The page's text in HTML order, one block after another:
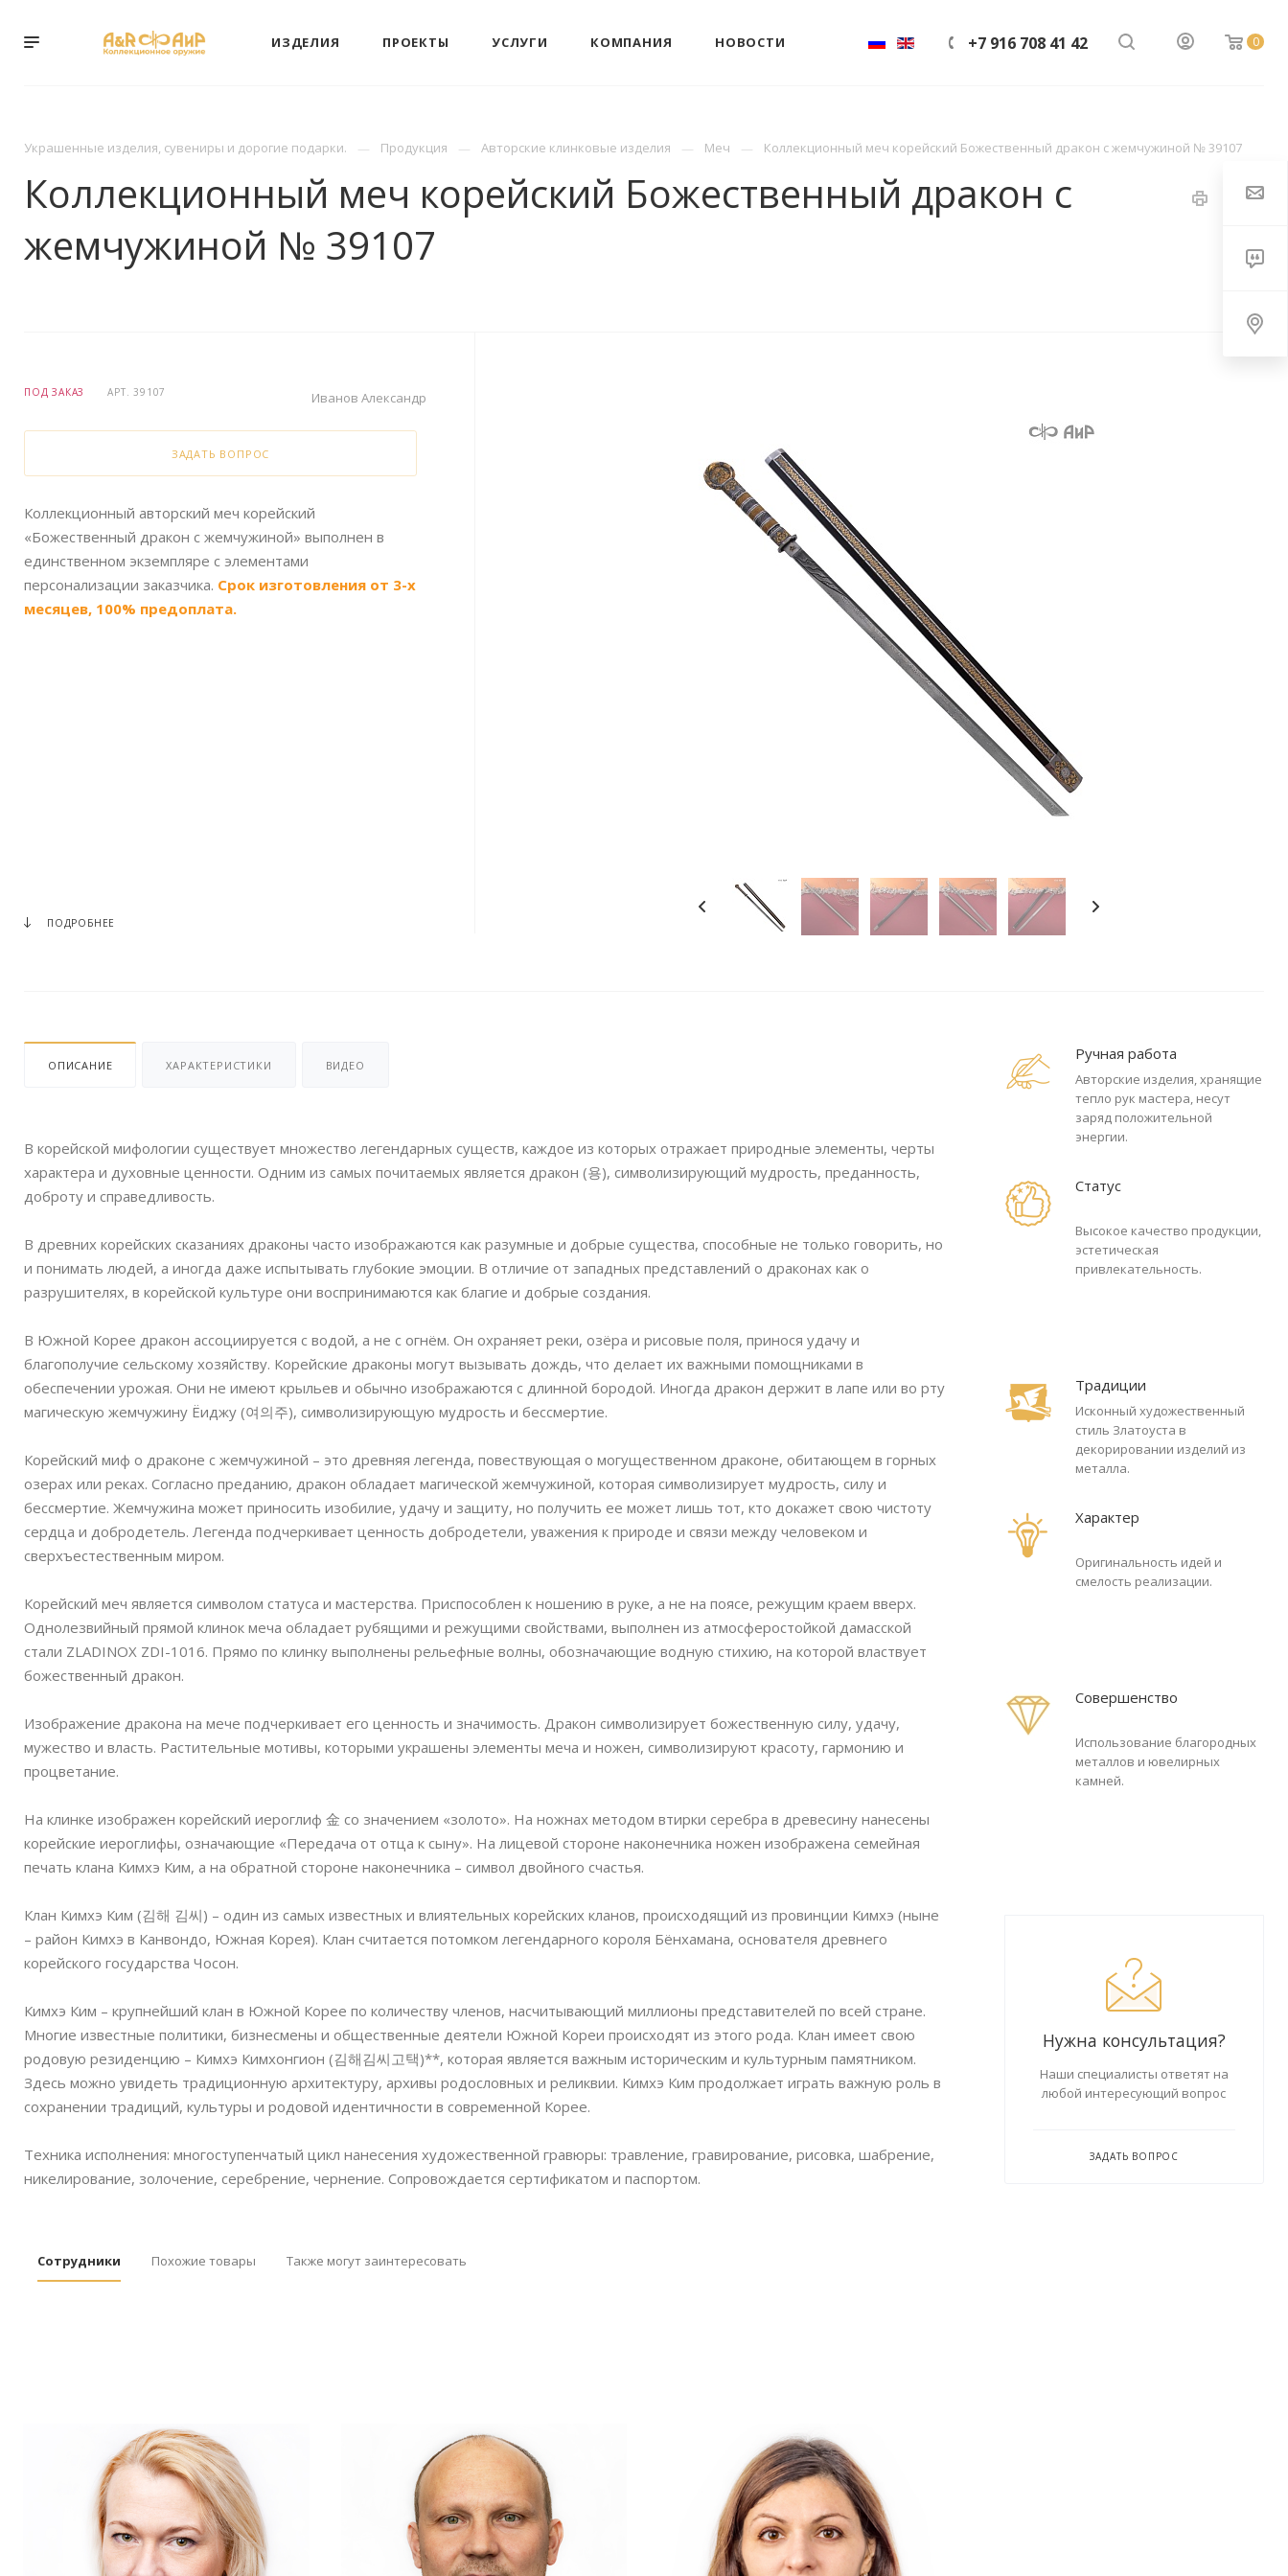
0
+7 916 708 41 42
ИЗДЕЛИЯ ПРОЕКТЫ УСЛУГИ КОМПАНИЯ НОВОСТИ
Украшенные изделия, сувениры и дорогие подарки. Продукция Авторские клинковые изделия Меч Коллекционный меч корейский Божественный дракон с жемчужиной № 39107
Коллекционный меч корейский Божественный дракон с
жемчужиной № 39107
ПОД ЗАКАЗ АРТ.39107 Иванов Александр
ЗАДАТЬ ВОПРОС
Коллекционный авторский меч корейский
«Божественный дракон с жемчужиной» выполнен в
единственном экземпляре с элементами
персонализации заказчика. Срок изготовления от 3-х
месяцев, 100% предоплата.
ПОДРОБНЕЕ
Ручная работа
Авторские изделия, хранящие
тепло рук мастера, несут
заряд положительной
энергии.
Статус
Высокое качество продукции,
эстетическая
привлекательность.
Традиции
Исконный художественный
стиль Златоуста в
декорировании изделий из
металла.
Характер
Оригинальность идей и
смелость реализации.
Совершенство
Использование благородных
металлов и ювелирных
камней.
Нужна консультация?
Наши специалисты ответят на
любой интересующий вопрос
ЗАДАТЬ ВОПРОС
ОПИСАНИЕ ХАРАКТЕРИСТИКИ ВИДЕО
В корейской мифологии существует множество легендарных существ, каждое из которых отражает природные элементы, черты
характера и духовные ценности. Одним из самых почитаемых является дракон (용), символизирующий мудрость, преданность,
доброту и справедливость.
В древних корейских сказаниях драконы часто изображаются как разумные и добрые существа, способные не только говорить, но
и понимать людей, а иногда даже испытывать глубокие эмоции. В отличие от западных представлений о драконах как о
разрушителях, в корейской культуре они воспринимаются как благие и добрые создания.
В Южной Корее дракон ассоциируется с водой, а не с огнём. Он охраняет реки, озёра и рисовые поля, принося удачу и
благополучие сельскому хозяйству. Корейские драконы могут вызывать дождь, что делает их важными помощниками в
обеспечении урожая. Они не имеют крыльев и обычно изображаются с длинной бородой. Иногда дракон держит в лапе или во рту
магическую жемчужину Ёиджу (여의주), символизирующую мудрость и бессмертие.
Корейский миф о драконе с жемчужиной – это древняя легенда, повествующая о могущественном драконе, обитающем в горных
озерах или реках. Согласно преданию, дракон обладает магической жемчужиной, которая символизирует мудрость, силу и
бессмертие. Жемчужина может приносить изобилие, удачу и защиту, но получить ее может лишь тот, кто докажет свою чистоту
сердца и добродетель. Легенда подчеркивает ценность добродетели, уважения к природе и связи между человеком и
сверхъестественным миром.
Корейский меч является символом статуса и мастерства. Приспособлен к ношению в руке, а не на поясе, режущим краем вверх.
Однолезвийный прямой клинок меча обладает рубящими и режущими свойствами, выполнен из атмосферостойкой дамасской
стали ZLADINOX ZDI-1016. Прямо по клинку выполнены рельефные волны, обозначающие водную стихию, на которой властвует
божественный дракон.
Изображение дракона на мече подчеркивает его ценность и значимость. Дракон символизирует божественную силу, удачу,
мужество и власть. Растительные мотивы, которыми украшены элементы меча и ножен, символизируют красоту, гармонию и
процветание.
На клинке изображен корейский иероглиф 金 со значением «золото». На ножнах методом втирки серебра в древесину нанесены
корейские иероглифы, означающие «Передача от отца к сыну». На лицевой стороне наконечника ножен изображена семейная
печать клана Кимхэ Ким, а на обратной стороне наконечника – символ двойного счастья.
Клан Кимхэ Ким (김해 김씨) – один из самых известных и влиятельных корейских кланов, происходящий из провинции Кимхэ (ныне
– район Кимхэ в Канвондо, Южная Корея). Клан считается потомком легендарного короля Бёнхамана, основателя древнего
корейского государства Чосон.
Кимхэ Ким – крупнейший клан в Южной Корее по количеству членов, насчитывающий миллионы представителей по всей стране.
Многие известные политики, бизнесмены и общественные деятели Южной Кореи происходят из этого рода. Клан имеет свою
родовую резиденцию – Кимхэ Кимхонгион (김해김씨고택)**, которая является важным историческим и культурным памятником.
Здесь можно увидеть традиционную архитектуру, архивы родословных и реликвии. Кимхэ Ким продолжает играть важную роль в
сохранении традиций, культуры и родовой идентичности в современной Корее.
Техника исполнения: многоступенчатый цикл нанесения художественной гравюры: травление, гравирование, рисовка, шабрение,
никелирование, золочение, серебрение, чернение. Сопровождается сертификатом и паспортом.
Сотрудники Похожие товары Также могут заинтересовать